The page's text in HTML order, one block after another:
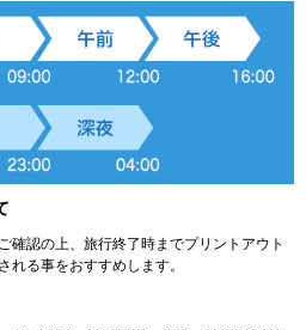
確認の上、旅行終了時までプリントアウト
れる事をおすすめします。